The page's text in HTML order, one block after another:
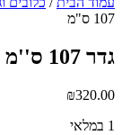
107 ס"מ
גדר 107 ס''מ גובה עם 8 צלעות 107 ס"מ
₪320.00
1 במלאי